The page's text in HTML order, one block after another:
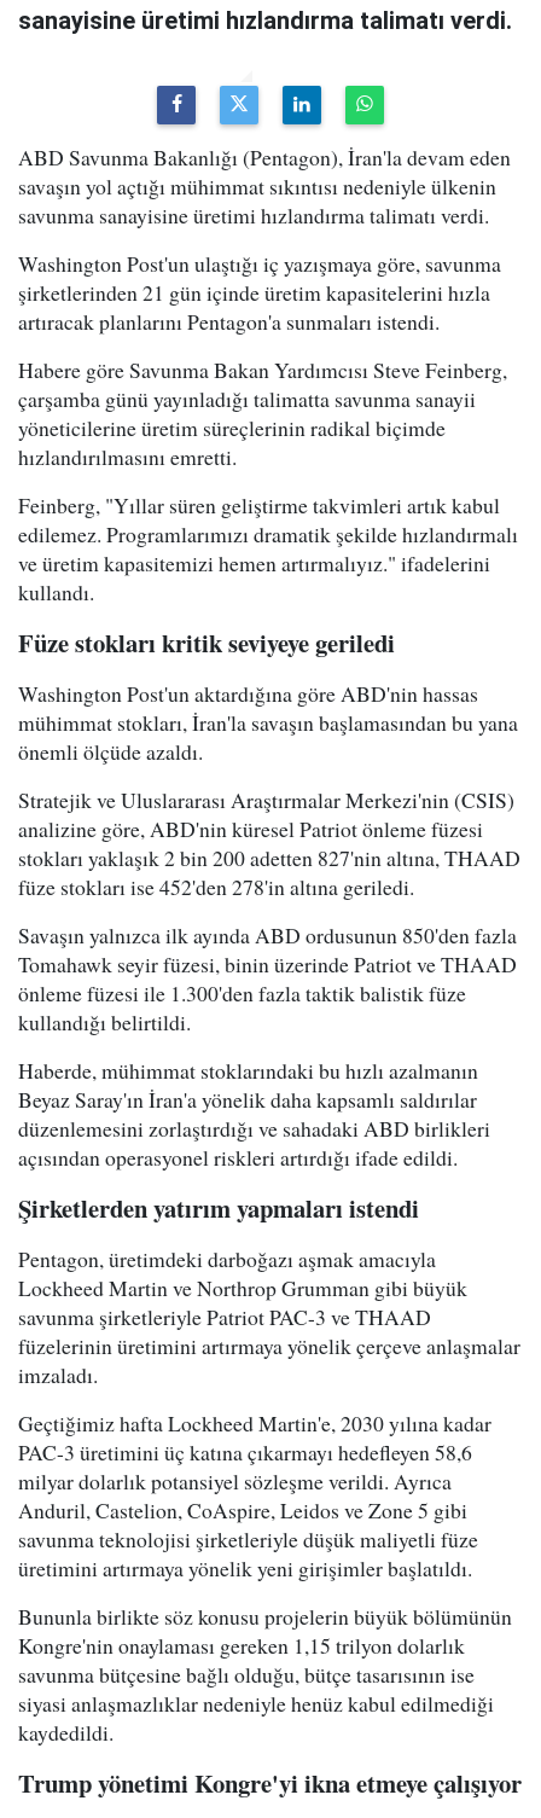
sanayisine üretimi hızlandırma talimatı verdi.
ABD Savunma Bakanlığı (Pentagon), İran'la devam eden
savaşın yol açtığı mühimmat sıkıntısı nedeniyle ülkenin
savunma sanayisine üretimi hızlandırma talimatı verdi.
Washington Post'un ulaştığı iç yazışmaya göre, savunma
şirketlerinden 21 gün içinde üretim kapasitelerini hızla
artıracak planlarını Pentagon'a sunmaları istendi.
Habere göre Savunma Bakan Yardımcısı Steve Feinberg,
çarşamba günü yayınladığı talimatta savunma sanayii
yöneticilerine üretim süreçlerinin radikal biçimde
hızlandırılmasını emretti.
Feinberg, "Yıllar süren geliştirme takvimleri artık kabul
edilemez. Programlarımızı dramatik şekilde hızlandırmalı
ve üretim kapasitemizi hemen artırmalıyız." ifadelerini
kullandı.
Füze stokları kritik seviyeye geriledi
Washington Post'un aktardığına göre ABD'nin hassas
mühimmat stokları, İran'la savaşın başlamasından bu yana
önemli ölçüde azaldı.
Stratejik ve Uluslararası Araştırmalar Merkezi'nin (CSIS)
analizine göre, ABD'nin küresel Patriot önleme füzesi
stokları yaklaşık 2 bin 200 adetten 827'nin altına, THAAD
füze stokları ise 452'den 278'in altına geriledi.
Savaşın yalnızca ilk ayında ABD ordusunun 850'den fazla
Tomahawk seyir füzesi, binin üzerinde Patriot ve THAAD
önleme füzesi ile 1.300'den fazla taktik balistik füze
kullandığı belirtildi.
Haberde, mühimmat stoklarındaki bu hızlı azalmanın
Beyaz Saray'ın İran'a yönelik daha kapsamlı saldırılar
düzenlemesini zorlaştırdığı ve sahadaki ABD birlikleri
açısından operasyonel riskleri artırdığı ifade edildi.
Şirketlerden yatırım yapmaları istendi
Pentagon, üretimdeki darboğazı aşmak amacıyla
Lockheed Martin ve Northrop Grumman gibi büyük
savunma şirketleriyle Patriot PAC-3 ve THAAD
füzelerinin üretimini artırmaya yönelik çerçeve anlaşmalar
imzaladı.
Geçtiğimiz hafta Lockheed Martin'e, 2030 yılına kadar
PAC-3 üretimini üç katına çıkarmayı hedefleyen 58,6
milyar dolarlık potansiyel sözleşme verildi. Ayrıca
Anduril, Castelion, CoAspire, Leidos ve Zone 5 gibi
savunma teknolojisi şirketleriyle düşük maliyetli füze
üretimini artırmaya yönelik yeni girişimler başlatıldı.
Bununla birlikte söz konusu projelerin büyük bölümünün
Kongre'nin onaylaması gereken 1,15 trilyon dolarlık
savunma bütçesine bağlı olduğu, bütçe tasarısının ise
siyasi anlaşmazlıklar nedeniyle henüz kabul edilmediği
kaydedildi.
Trump yönetimi Kongre'yi ikna etmeye çalışıyor